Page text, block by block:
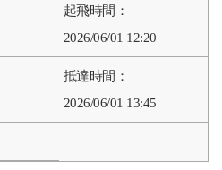
2026/06/01 12:20
2026/06/01 13:45